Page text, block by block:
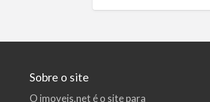
Sobre o site
O imoveis.net é o site para